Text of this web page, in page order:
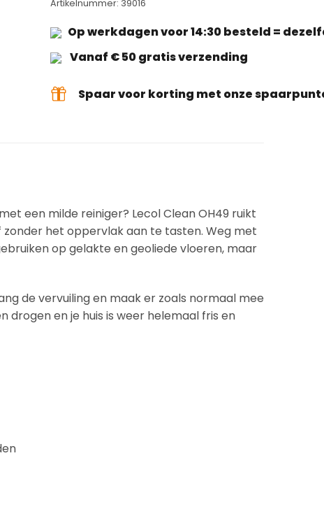
Artikelnummer: 39016
Op werkdagen voor 14:30 besteld =
Vanaf € 50 gratis verzending
Spaar voor korting met onze
een milde reiniger? Lecol Clean OH49 ruikt
het oppervlak aan te tasten. Weg met
op gelakte en geoliede vloeren, maar
de vervuiling en maak er zoals normaal mee
drogen en je huis is weer helemaal fris en